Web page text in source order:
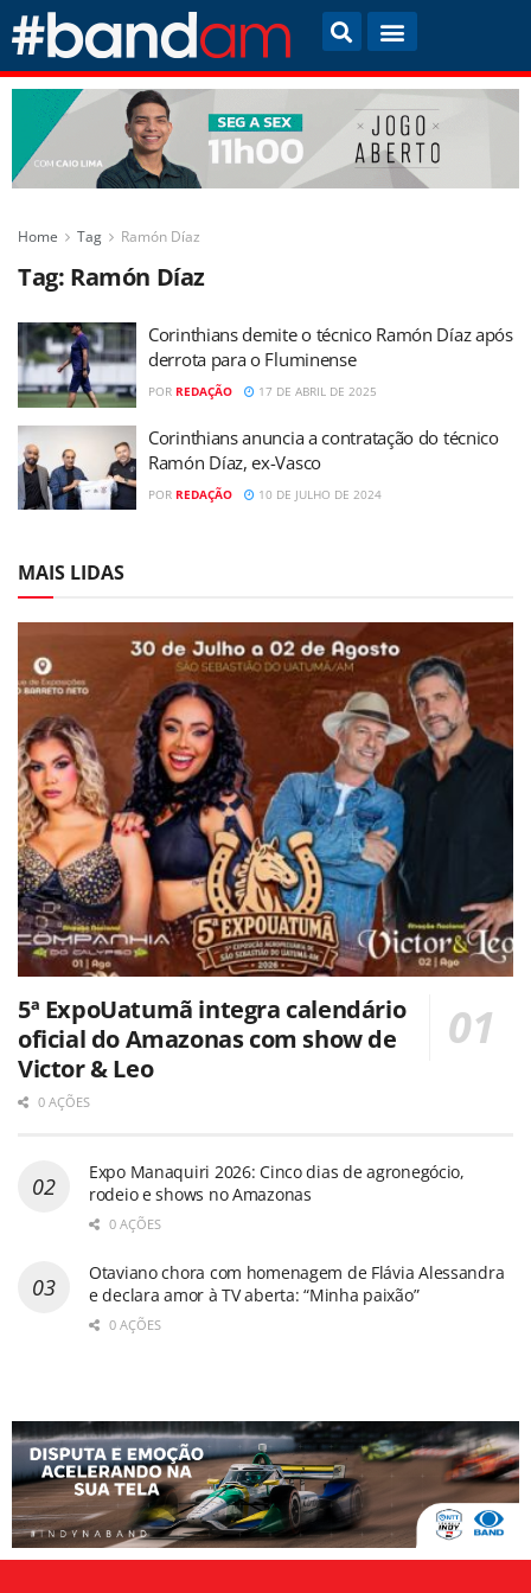
Home Tag Ramón Díaz
Tag: Ramón Díaz
Corinthians demite o técnico Ramón Díaz após
derrota para o Fluminense
POR REDAÇÃO 17 DE ABRIL DE 2025
Corinthians anuncia a contratação do técnico
Ramón Díaz, ex-Vasco
POR REDAÇÃO 10 DE JULHO DE 2024
MAIS LIDAS
5ª ExpoUatumã integra calendário
oficial do Amazonas com show de
Victor & Leo
0 AÇÕES
Expo Manaquiri 2026: Cinco dias de agronegócio,
rodeio e shows no Amazonas
0 AÇÕES
Otaviano chora com homenagem de Flávia Alessandra
e declara amor à TV aberta: “Minha paixão”
0 AÇÕES